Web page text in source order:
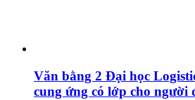
Văn bằng 2 Đại học
cung ứng có lớp cho người